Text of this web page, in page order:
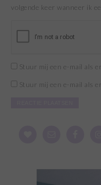
volgende keer wanneer ik
Stuur mij een e-mail als
Stuur mij een e-mail als